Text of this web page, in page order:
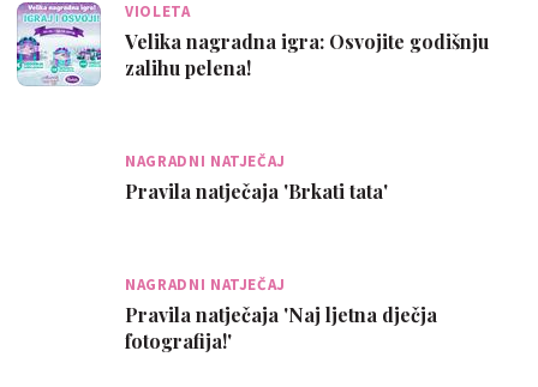
VIOLETA
Velika nagradna igra: Osvojite godišnju
zalihu pelena!
NAGRADNI NATJEČAJ
Pravila natječaja 'Brkati tata'
NAGRADNI NATJEČAJ
Pravila natječaja 'Naj ljetna dječja
fotografija!'